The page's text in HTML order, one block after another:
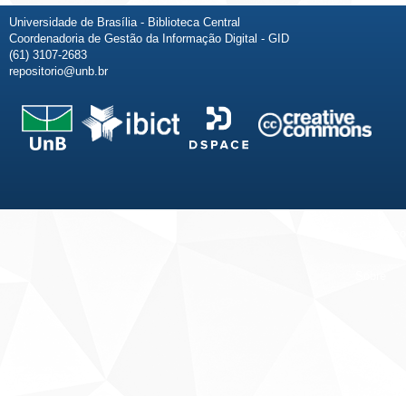
Universidade de Brasília - Biblioteca Central
Coordenadoria de Gestão da Informação Digital - GID
(61) 3107-2683
repositorio@unb.br